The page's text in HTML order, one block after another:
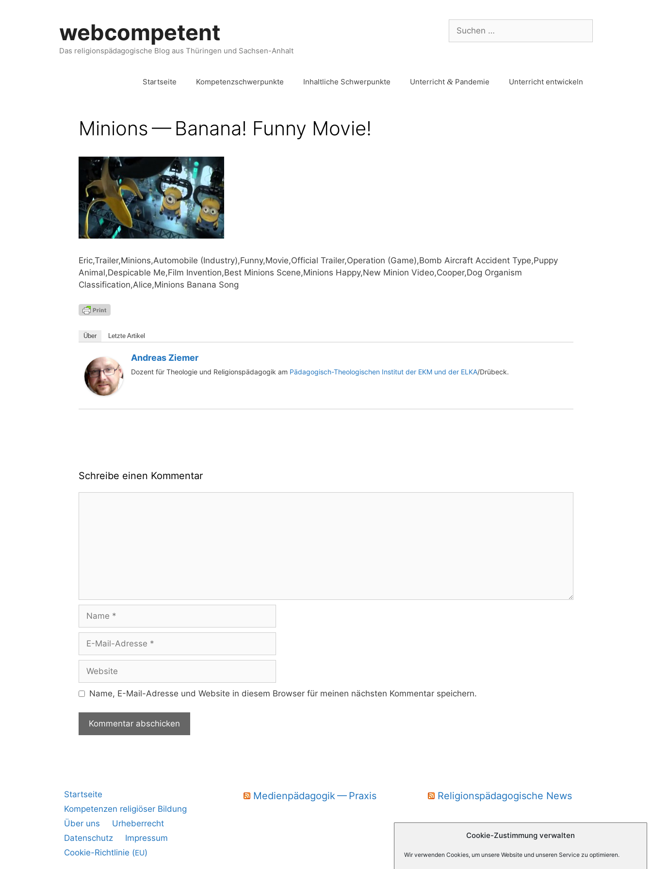
Cookie-Zustimmung verwalten
Wir verwenden Cookies, um unsere Website und unseren Service zu optimieren.
webcompetent
Das religionspädagogische Blog aus Thüringen und Sachsen-Anhalt
Startseite Kompetenzschwerpunkte Inhaltliche Schwerpunkte Unterricht & Pandemie Unterricht entwickeln
Minions — Banana! Funny Movie!
Eric,Trailer,Minions,Automobile (Industry),Funny,Movie,Official Trailer,Operation (Game),Bomb Air­craft Acci­dent Type,Puppy
Animal,Despicable Me,Film Invention,Best Mini­ons Scene,Minions Happy,New Mini­on Video,Cooper,Dog Orga­nism
Classification,Alice,Minions Bana­na Song
Über Letz­te Artikel
Andreas Ziemer
Dozent für Theologie und Religionspädagogik am Pädagogisch-Theologischen Institut der EKM und der ELKA/Drübeck.
Schreibe einen Kommentar
Name, E-Mail-Adresse und Website in diesem Browser für meinen nächsten Kommentar speichern.
Startseite
Kompetenzen religiöser Bildung
Über uns
Urheberrecht
Datenschutz
Impressum
Cookie-Richtlinie (EU)
Medienpädagogik — Praxis Religionspädagogische News